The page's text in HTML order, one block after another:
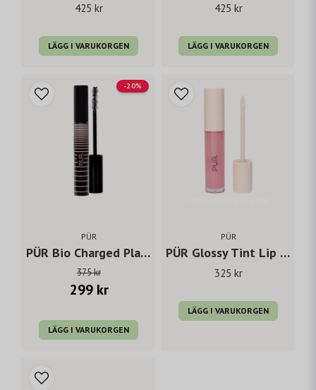
425 kr
LÄGG I VARUKORGEN
425 kr
LÄGG I VARUKORGEN
PÜR
PÜR Bio Charged Plant-powered volumizing Mascara black 12,4 ml
375 kr
299 kr
LÄGG I VARUKORGEN
-20%
PÜR
PÜR Glossy Tint Lip plumping oil gloss - Strawberry sorbet 9.5 ml
325 kr
LÄGG I VARUKORGEN